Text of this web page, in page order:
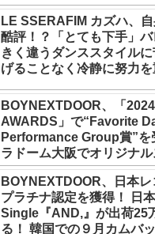
dies!」と微笑みの宣言！
2029年まで契約有効と主
LE SSERAFIM カズハ、
酷評！？「とても下手」
きく違うダンススタイル
げることなく冷静に努力
BOYNEXTDOOR、「
AWARDS」で“Favorite
Performance Group賞”を
ラドーム大阪でオリジナ
フォーマンス披露！ 卒業
コンセプトにスーツで魅
り】
BOYNEXTDOOR、日本
プラチナ認定を獲得！ 日
Single『AND,』が出荷25
る！ 韓国での９月カムバ